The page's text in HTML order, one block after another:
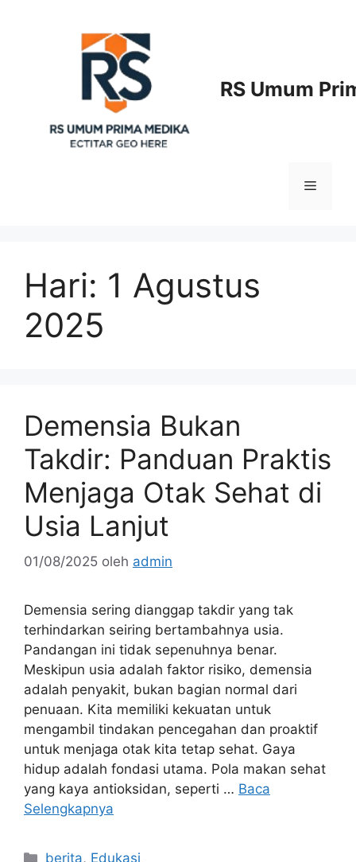
RS Umum
Menu
Hari: 1 Agustus
2025
Demensia Bukan
Takdir: Panduan Praktis
Menjaga Otak Sehat di
Usia Lanjut
01/08/2025 oleh admin
Demensia sering dianggap takdir yang tak
terhindarkan seiring bertambahnya usia.
Pandangan ini tidak sepenuhnya benar.
Meskipun usia adalah faktor risiko, demensia
adalah penyakit, bukan bagian normal dari
penuaan. Kita memiliki kekuatan untuk
mengambil tindakan pencegahan dan proaktif
untuk menjaga otak kita tetap sehat. Gaya
hidup adalah fondasi utama. Pola makan sehat
yang kaya antioksidan, seperti … Baca
Selengkapnya
Kategori
berita, Edukasi